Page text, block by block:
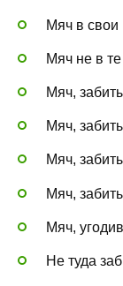
Мяч в свои
Мяч не в
Мяч,
Мяч,
Мяч,
Мяч,
Мяч,
Не туда